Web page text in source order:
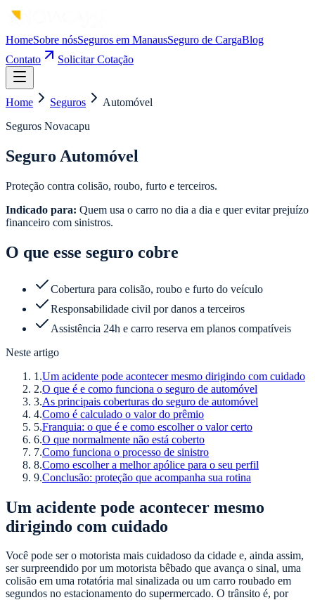
HomeSobre nósSeguros em ManausSeguro de CargaBlog
Contato
Solicitar Cotação
Home Seguros
Automóvel
Seguros Novacapu
Seguro Automóvel
Proteção contra colisão, roubo, furto e terceiros.
Indicado para: Quem usa o carro no dia a dia e quer evitar prejuízo
financeiro com sinistros.
O que esse seguro cobre
Cobertura para colisão, roubo e furto do veículo
Responsabilidade civil por danos a terceiros
Assistência 24h e carro reserva em planos compatíveis
Neste artigo
1 .Um acidente pode acontecer mesmo dirigindo com cuidado
2.O que é e como funciona o seguro de automóvel
3.As principais coberturas do seguro de automóvel
4.Como é calculado o valor do prêmio
5.Franquia: o que é e como escolher o valor certo
6.O que normalmente não está coberto
7.Como funciona o processo de sinistro
8.Como escolher a melhor apólice para o seu perfil
9.Conclusão: proteção que acompanha sua rotina
Um acidente pode acontecer mesmo
dirigindo com cuidado
Você pode ser o motorista mais cuidadoso da cidade e, ainda assim,
ser surpreendido por um motorista bêbado que avança o sinal, uma
colisão em uma rotatória mal sinalizada ou um carro roubado em
segundos no estacionamento do supermercado. O trânsito é, por